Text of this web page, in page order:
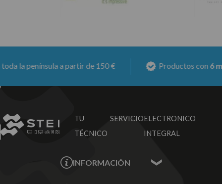
península a partir de 150 € Productos con6
TU SERVICIO
TÉCNICO
ELECTRONICO
INTEGRAL
INFORMACIÓN